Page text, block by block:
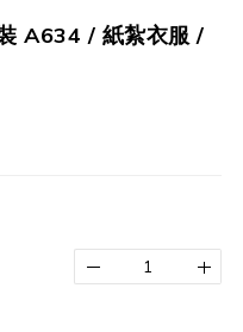
A634 / 紙紮衣服 /